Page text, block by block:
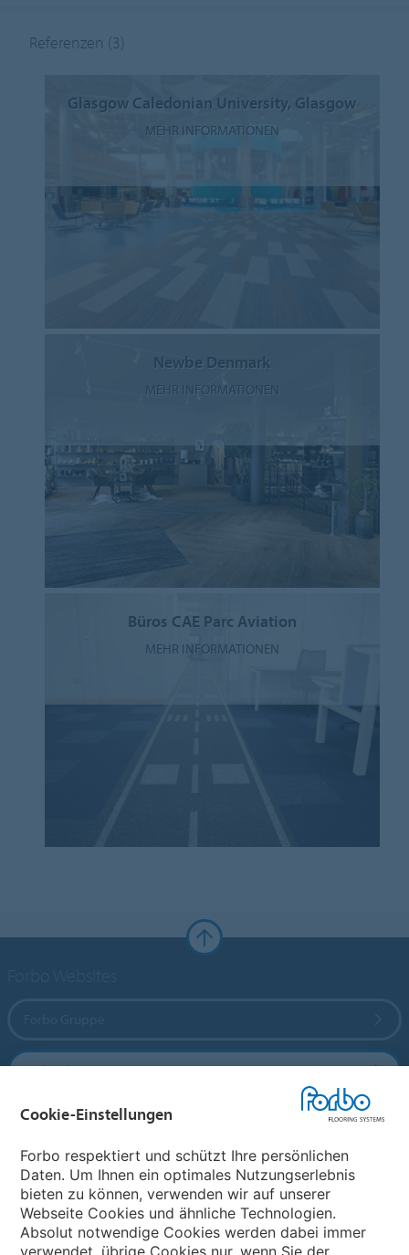
Referenzen (3)
Glasgow Caledonian University, Glasgow
MEHR INFORMATIONEN
Newbe Denmark
MEHR INFORMATIONEN
Büros CAE Parc Aviation
MEHR INFORMATIONEN
Forbo Flooring Systems
Forbo Movement Systems
Land auswählen
Land auswählen
Cookie-Einstellungen
Forbo respektiert und schützt Ihre persönlichen
Daten. Um Ihnen ein optimales Nutzungserlebnis
bieten zu können, verwenden wir auf unserer
Webseite Cookies und ähnliche Technologien.
Absolut notwendige Cookies werden dabei immer
verwendet, übrige Cookies nur, wenn Sie der